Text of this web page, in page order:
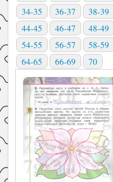
34-35
36-37 38-39
44-45
46-47 48-49
54-55
56-57 58-59
64-65
66-69 70